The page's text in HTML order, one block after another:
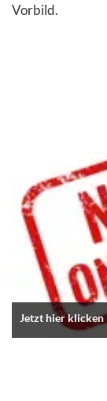
Vorbild.
Jetzt hier klicken